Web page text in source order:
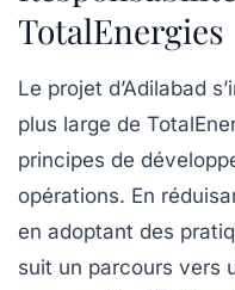
TotalEnergies
Le projet d’Adilabad
plus large de
principes de
opérations. En
en adoptant des
suit un parcours vers